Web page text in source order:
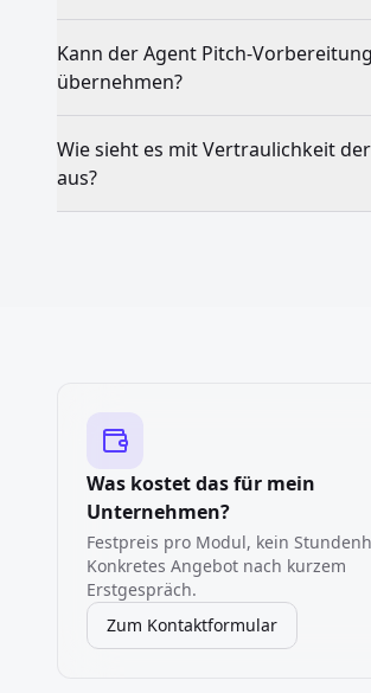
Kann der Agent Pitch-Vorbereitung
übernehmen?
Wie sieht es mit Vertraulichkeit
aus?
Was kostet das für mein
Unternehmen?
Festpreis pro Modul, kein
Konkretes Angebot nach kurzem
Erstgespräch.
Zum Kontaktformular